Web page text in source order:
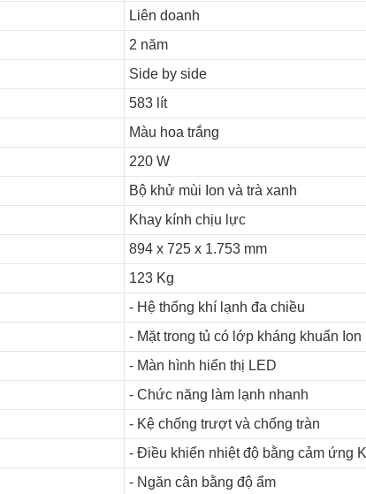
Liên doanh
2 năm
Side by side
583 lít
Màu hoa trắng
220 W
Bộ khử mùi Ion và trà xanh
Khay kính chịu lực
894 x 725 x 1.753 mm
123 Kg
- Hệ thống khí lạnh đa chiều
- Mặt trong tủ có lớp kháng khuẩn Ion
- Màn hình hiển thị LED
- Chức năng làm lạnh nhanh
- Kệ chống trượt và chống tràn
- Điều khiển nhiệt độ bằng cảm ứng
- Ngăn cân bằng độ ẩm